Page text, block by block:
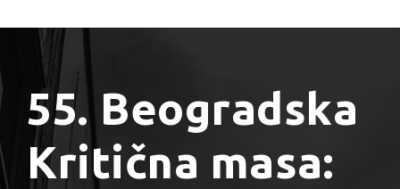
55. Beogradska
Kritična masa: